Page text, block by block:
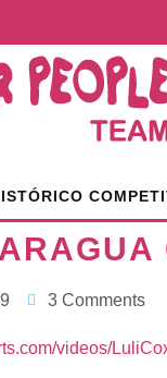
3 Comments
videos/